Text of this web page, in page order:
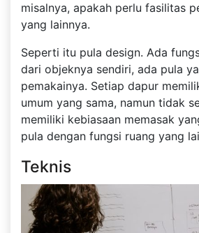
misalnya, apakah perlu fasilitas
yang lainnya.
Seperti itu pula design. Ada
dari objeknya sendiri, ada pula
pemakainya. Setiap dapur
umum yang sama, namun tidak
memiliki kebiasaan memasak
pula dengan fungsi ruang yang
Teknis